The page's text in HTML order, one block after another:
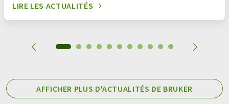
LIRE LES ACTUALITÉS
AFFICHER PLUS D'ACTUALITÉS DE BRUKER